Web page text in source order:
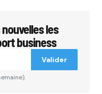
pas publiée.Les
avec*
les
business
Valider